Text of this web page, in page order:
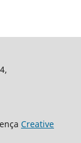
Creative